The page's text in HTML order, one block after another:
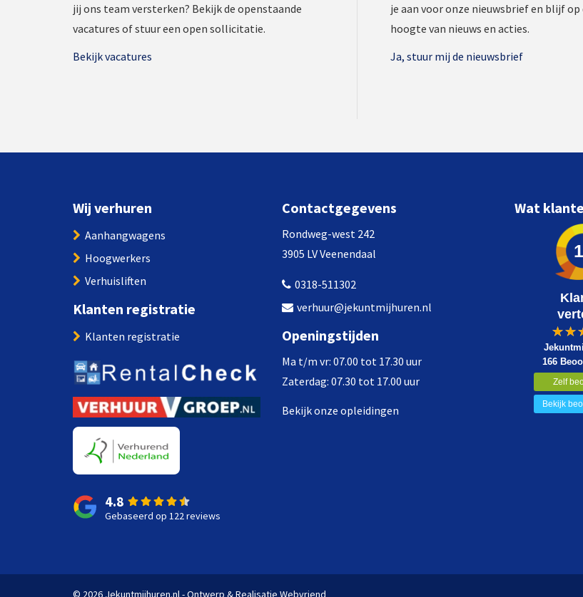
jij ons team versterken? Bekijk de openstaande
vacatures of stuur een open sollicitatie.
Bekijk vacatures
je aan voor onze nieuwsbriefen blijf op
hoogte van nieuws en acties.
Ja, stuur mij de nieuwsbrief
Wij verhuren
Aanhangwagens
Hoogwerkers
Verhuisliften
Klanten registratie
Klanten registratie
4.8
Gebaseerd op 122 reviews
Contactgegevens
Rondweg-west 242
3905 LV Veenendaal
0318-511302
verhuur@jekuntmijhuren.nl
Openingstijden
Ma t/m vr: 07.00 tot 17.30 uur
Zaterdag: 07.30 tot 17.00 uur
Bekijk onze opleidingen
Wat
166
Zelf
Bekijk
© 2026 Jekuntmijhuren.nl - Ontwerp & Realisatie Webvriend